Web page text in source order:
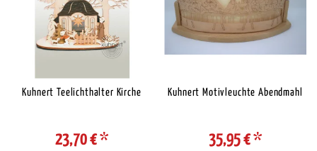
Kuhnert Teelichthalter Kirche
23,70 €*
Kuhnert Motivleuchte Abendmahl
35,95 €*